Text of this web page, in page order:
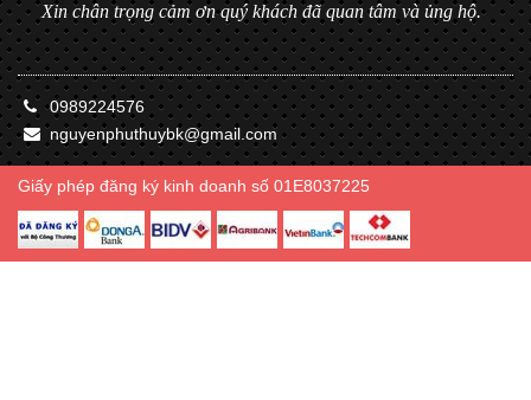
Xin chân trọng cảm ơn quý khách đã quan tâm và ủng hộ.
0989224576
nguyenphuthuybk@gmail.com
Giấy phép đăng ký kinh doanh số 01E8037225